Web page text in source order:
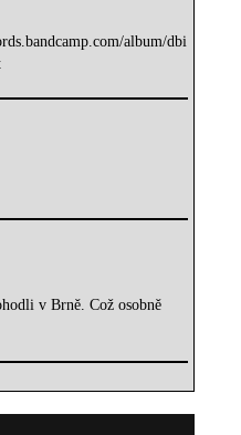
album/dbi
v Brně. Což osobně